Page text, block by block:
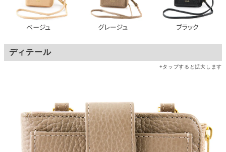
ディテール
+タップすると拡大します